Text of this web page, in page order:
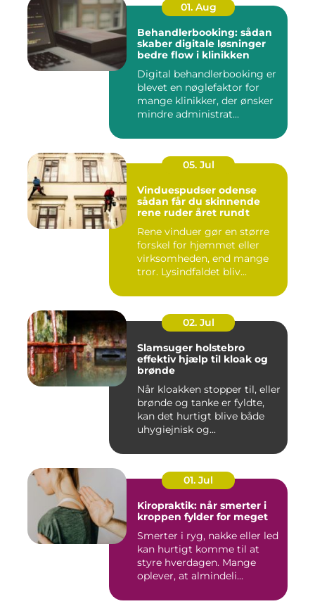
01. Aug
Behandlerbooking: sådan
skaber digitale løsninger
bedre flow i klinikken
Digital behandlerbooking er
blevet en nøglefaktor for
mange klinikker, der ønsker
mindre administrat...
05. Jul
Vinduespudser odense
sådan får du skinnende
rene ruder året rundt
Rene vinduer gør en større
forskel for hjemmet eller
virksomheden, end mange
tror. Lysindfaldet bliv...
02. Jul
Slamsuger holstebro
effektiv hjælp til kloak og
brønde
Når kloakken stopper til, eller
brønde og tanke er fyldte,
kan det hurtigt blive både
uhygiejnisk og...
01. Jul
Kiropraktik: når smerter i
kroppen fylder for meget
Smerter i ryg, nakke eller led
kan hurtigt komme til at
styre hverdagen. Mange
oplever, at almindeli...